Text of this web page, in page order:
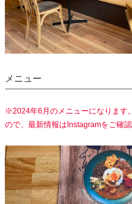
メニュー
※2024年6月のメニューになります
ので、最新情報はInstagramをご確認